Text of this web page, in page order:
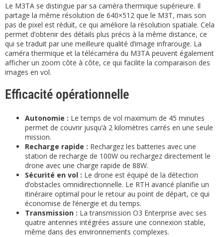
Le M3TA se distingue par sa caméra thermique supérieure. Il
partage la même résolution de 640×512 que le M3T, mais son
pas de pixel est réduit, ce qui améliore la résolution spatiale. Cela
permet d’obtenir des détails plus précis à la même distance, ce
qui se traduit par une meilleure qualité d’image infrarouge. La
caméra thermique et la télécaméra du M3TA peuvent également
afficher un zoom côte à côte, ce qui facilite la comparaison des
images en vol.
Efficacité opérationnelle
Autonomie : Le temps de vol maximum de 45 minutes
permet de couvrir jusqu’à 2 kilomètres carrés en une seule
mission.
Recharge rapide : Rechargez les batteries avec une
station de recharge de 100W ou rechargez directement le
drone avec une charge rapide de 88W.
Sécurité en vol : Le drone est équipé de la détection
d’obstacles omnidirectionnelle. Le RTH avancé planifie un
itinéraire optimal pour le retour au point de départ, ce qui
économise de l’énergie et du temps.
Transmission : La transmission O3 Enterprise avec ses
quatre antennes intégrées assure une connexion stable,
même dans des environnements complexes.